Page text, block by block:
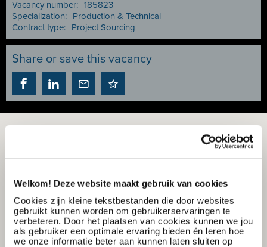
Welkom! Deze website maakt gebruik van cookies
Cookies zijn kleine tekstbestanden die door websites
gebruikt kunnen worden om gebruikerservaringen te
verbeteren. Door het plaatsen van cookies kunnen we jou
als gebruiker een optimale ervaring bieden én leren hoe
we onze informatie beter aan kunnen laten sluiten op
Vacancy number: 185823
Specialization:
Production & Technical
Contract type:
Project Sourcing
Share or save this vacancy